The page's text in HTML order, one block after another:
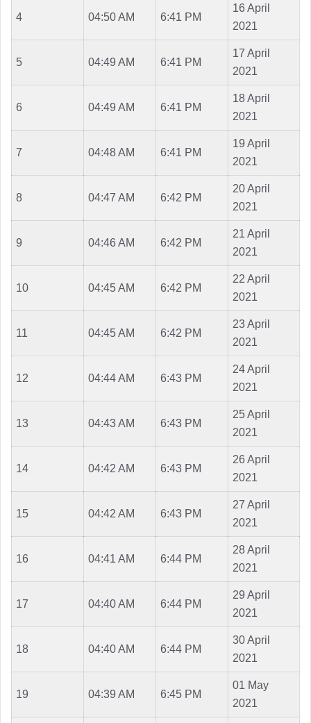
4 04:50 AM 6:41 PM
16 April
2021
5 04:49 AM 6:41 PM
17 April
2021
6 04:49 AM 6:41 PM
18 April
2021
7 04:48 AM 6:41 PM
19 April
2021
8 04:47 AM 6:42 PM
20 April
2021
9 04:46 AM 6:42 PM
21 April
2021
10 04:45 AM 6:42 PM
22 April
2021
11 04:45 AM 6:42 PM
23 April
2021
12 04:44 AM 6:43 PM
24 April
2021
13 04:43 AM 6:43 PM
25 April
2021
14 04:42 AM 6:43 PM
26 April
2021
15 04:42 AM 6:43 PM
27 April
2021
16 04:41 AM 6:44 PM
28 April
2021
17 04:40 AM 6:44 PM
29 April
2021
18 04:40 AM 6:44 PM
30 April
2021
19 04:39 AM 6:45 PM
01 May
2021